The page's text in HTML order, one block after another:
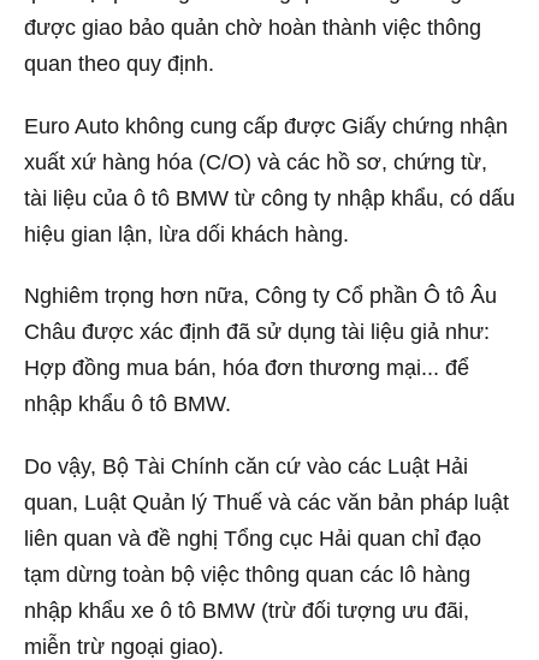
được giao bảo quản chờ hoàn thành việc thông
quan theo quy định.
Euro Auto không cung cấp được Giấy chứng nhận
xuất xứ hàng hóa (C/O) và các hồ sơ, chứng từ,
tài liệu của ô tô BMW từ công ty nhập khẩu, có dấu
hiệu gian lận, lừa dối khách hàng.
Nghiêm trọng hơn nữa, Công ty Cổ phần Ô tô Âu
Châu được xác định đã sử dụng tài liệu giả như:
Hợp đồng mua bán, hóa đơn thương mại... để
nhập khẩu ô tô BMW.
Do vậy, Bộ Tài Chính căn cứ vào các Luật Hải
quan, Luật Quản lý Thuế và các văn bản pháp luật
liên quan và đề nghị Tổng cục Hải quan chỉ đạo
tạm dừng toàn bộ việc thông quan các lô hàng
nhập khẩu xe ô tô BMW (trừ đối tượng ưu đãi,
miễn trừ ngoại giao).